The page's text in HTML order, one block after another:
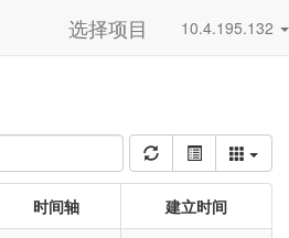
选择项目 10.4.195.132
时间轴
建立时间